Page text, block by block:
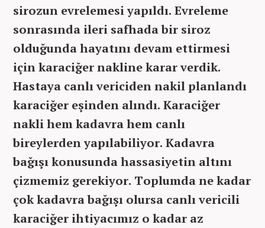
sirozun evrelemesi yapıldı. Evreleme
sonrasında ileri safhada bir siroz
olduğunda hayatını devam ettirmesi
için karaciğer nakline karar verdik.
Hastaya canlı vericiden nakil planlandı
karaciğer eşinden alındı. Karaciğer
nakli hem kadavra hem canlı
bireylerden yapılabiliyor. Kadavra
bağışı konusunda hassasiyetin altını
çizmemiz gerekiyor. Toplumda ne kadar
çok kadavra bağışı olursa canlı vericili
karaciğer ihtiyacımız o kadar az